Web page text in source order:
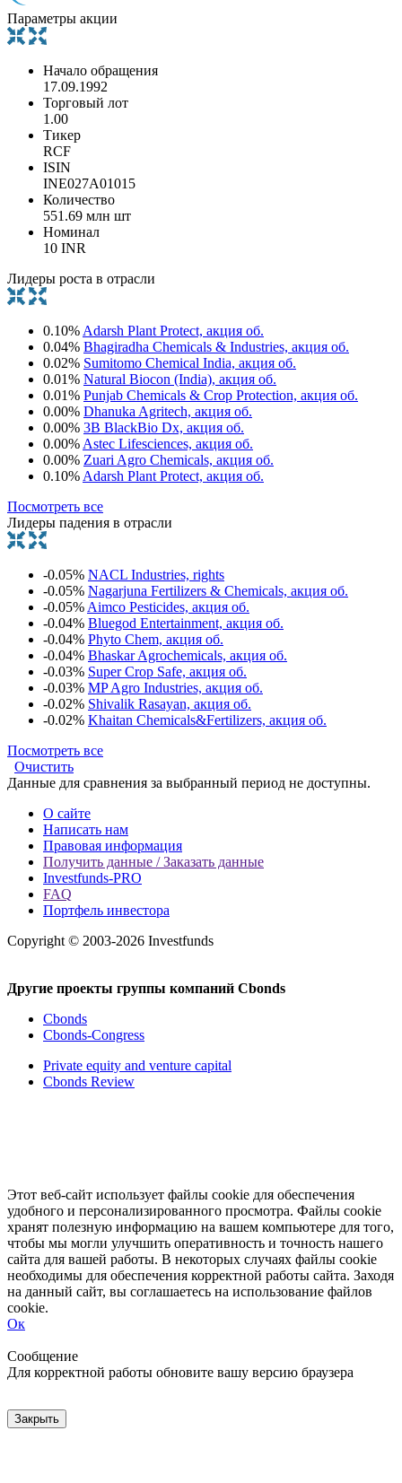
Параметры акции
Начало обращения
17.09.1992
Торговый лот
1.00
Тикер
RCF
ISIN
INE027A01015
Количество
551.69 млн шт
Номинал
10 INR
Лидеры роста в отрасли
0.10% Adarsh Plant Protect, акция об.
0.04% Bhagiradha Chemicals & Industries, акция об.
0.02% Sumitomo Chemical India, акция об.
0.01% Natural Biocon (India), акция об.
0.01% Punjab Chemicals & Crop Protection, акция об.
0.00% Dhanuka Agritech, акция об.
0.00% 3B BlackBio Dx, акция об.
0.00% Astec Lifesciences, акция об.
0.00% Zuari Agro Chemicals, акция об.
0.10% Adarsh Plant Protect, акция об.
Посмотреть все
Лидеры падения в отрасли
-0.05% NACL Industries, rights
-0.05% Nagarjuna Fertilizers & Chemicals, акция об.
-0.05% Aimco Pesticides, акция об.
-0.04% Bluegod Entertainment, акция об.
-0.04% Phyto Chem, акция об.
-0.04% Bhaskar Agrochemicals, акция об.
-0.03% Super Crop Safe, акция об.
-0.03% MP Agro Industries, акция об.
-0.02% Shivalik Rasayan, акция об.
-0.02% Khaitan Chemicals&Fertilizers, акция об.
Посмотреть все
Очистить
Данные для сравнения за выбранный период не доступны.
О сайте
Написать нам
Правовая информация
Получить данные / Заказать данные
Investfunds-PRO
FAQ
Портфель инвестора
Copyright © 2003-2026 Investfunds
Другие проекты группы компаний Cbonds
Cbonds
Cbonds-Congress
Private equity and venture capital
Cbonds Review
Этот веб-сайт использует файлы cookie для обеспечения
удобного и персонализированного просмотра. Файлы cookie
хранят полезную информацию на вашем компьютере для того,
чтобы мы могли улучшить оперативность и точность нашего
сайта для вашей работы. В некоторых случаях файлы cookie
необходимы для обеспечения корректной работы сайта. Заходя
на данный сайт, вы соглашаетесь на использование файлов
cookie.
Ок
Сообщение
Для корректной работы обновите вашу версию браузера
Закрыть